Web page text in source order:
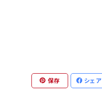
保存 シェア